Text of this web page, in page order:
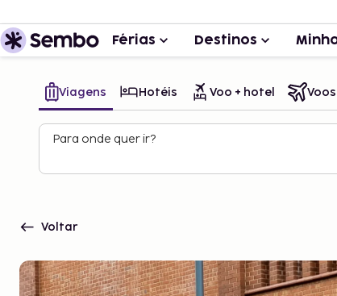
Férias Destinos
Viagens Hotéis Voo + hotel Voos
Para onde quer ir?
Voltar